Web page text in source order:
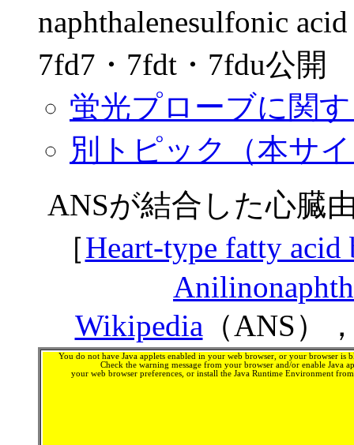
naphthalenesulfonic
7fd7・7fdt・7fdu公開
蛍光プローブに関
別トピック（本サ
ANSが結合した心臓
［Heart-type fatty
Wikipedia （ANS）
You do not have Java applets enabled in your web browser, or your browser is
Check the warning message from your browser and/or enable Java
your web browser preferences, or install the Java Runtime Environment